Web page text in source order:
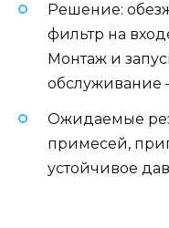
Решение:
фильтр на
Монтаж и
обслуживание
Ожидаемые
примесей,
устойчивое